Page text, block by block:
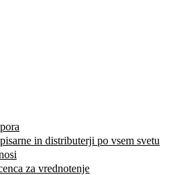
in distributerji po vsem svetu
za vrednotenje